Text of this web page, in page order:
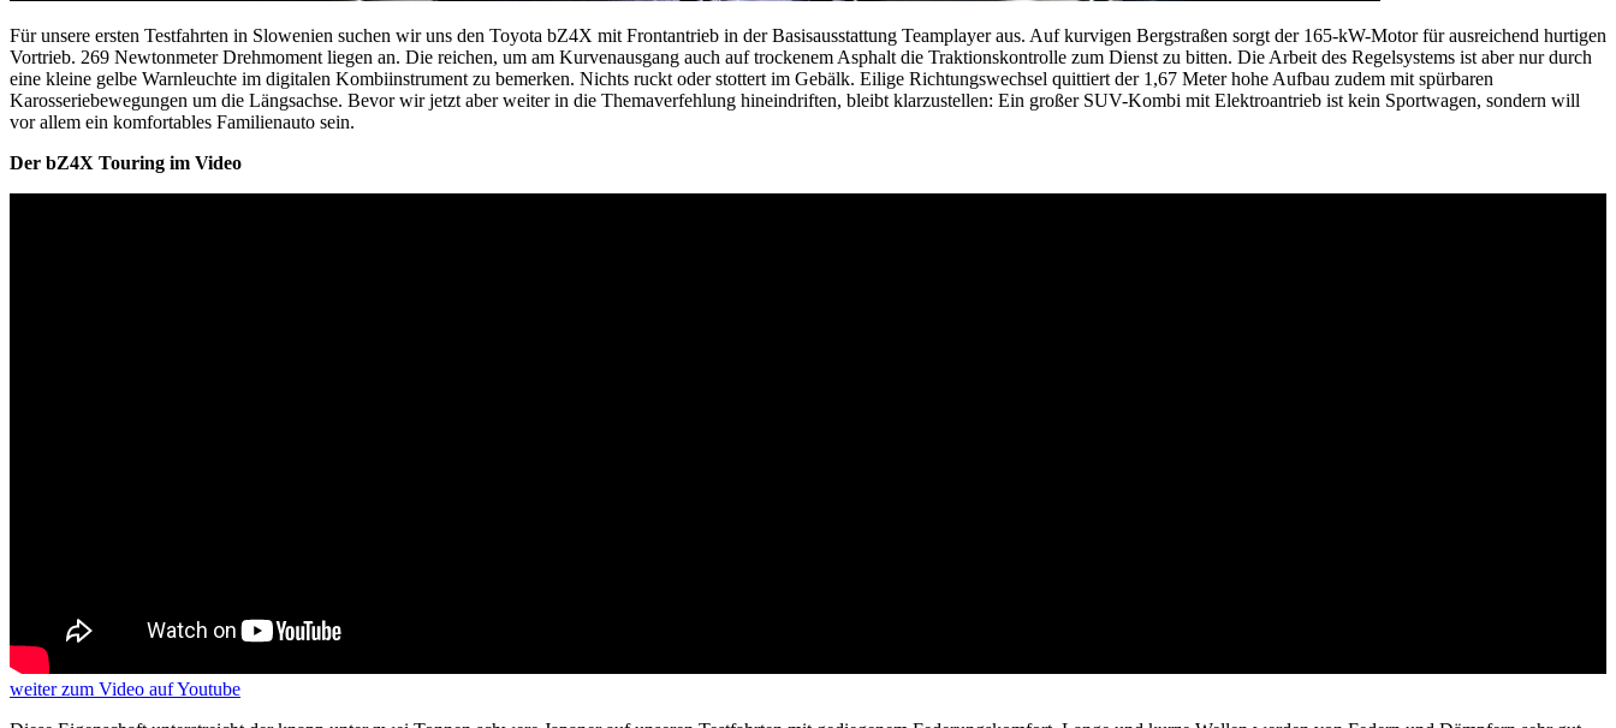
Für unsere ersten Testfahrten in Slowenien suchen wir uns den Toyota bZ4X mit Frontantrieb in der Basisausstattung Teamplayer aus. Auf kurvigen Bergstraßen sorgt der 165-kW-Motor für ausreichend hurtigen
Vortrieb. 269 Newtonmeter Drehmoment liegen an. Die reichen, um am Kurvenausgang auch auf trockenem Asphalt die Traktionskontrolle zum Dienst zu bitten. Die Arbeit des Regelsystems ist aber nur durch
eine kleine gelbe Warnleuchte im digitalen Kombiinstrument zu bemerken. Nichts ruckt oder stottert im Gebälk. Eilige Richtungswechsel quittiert der 1,67 Meter hohe Aufbau zudem mit spürbaren
Karosseriebewegungen um die Längsachse. Bevor wir jetzt aber weiter in die Themaverfehlung hineindriften, bleibt klarzustellen: Ein großer SUV-Kombi mit Elektroantrieb ist kein Sportwagen, sondern will
vor allem ein komfortables Familienauto sein.
Der bZ4X Touring im Video
weiterzum Video auf Youtube